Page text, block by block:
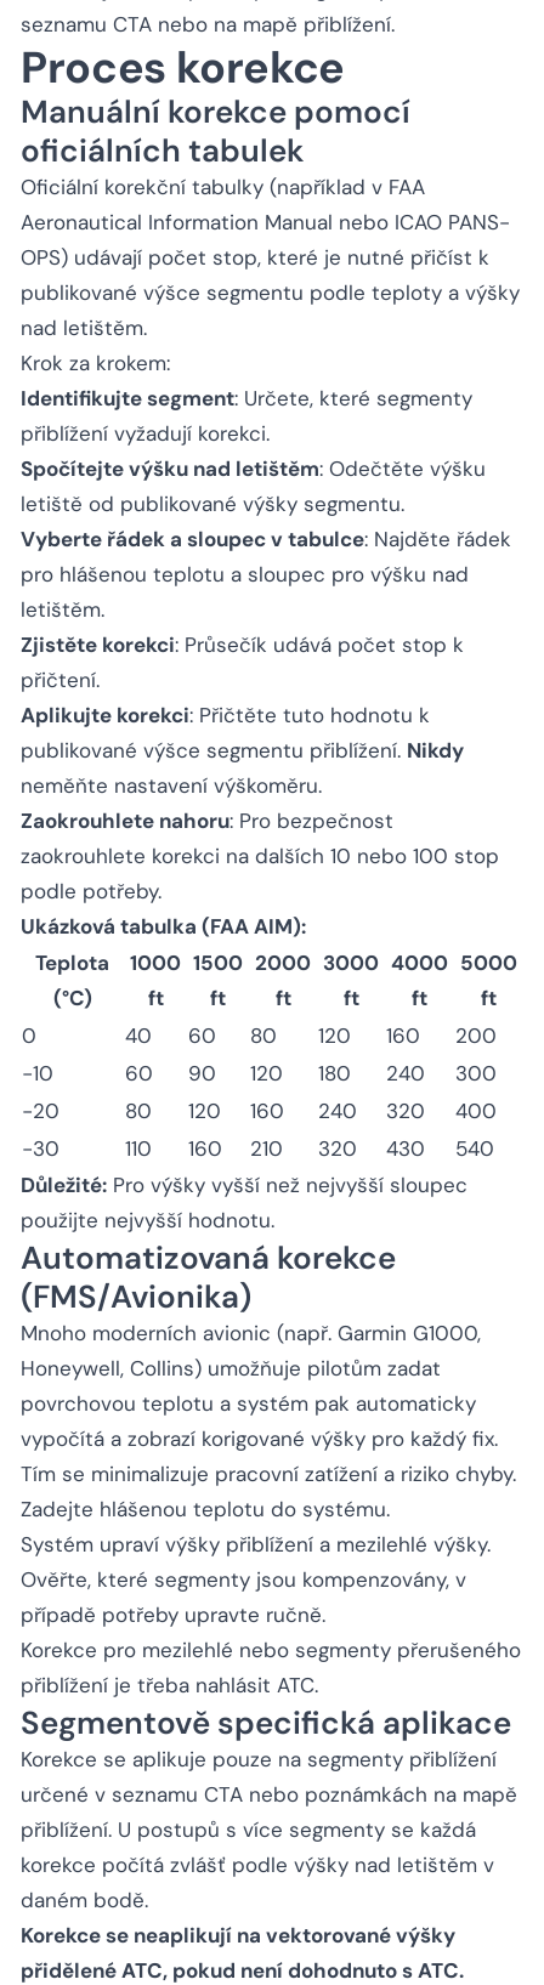
seznamu CTA nebo na mapě přiblížení.
Proces korekce
Manuální korekce pomocí
oficiálních tabulek
Oficiální korekční tabulky (například v FAA
Aeronautical Information Manual nebo ICAO PANS-
OPS) udávají počet stop, které je nutné přičíst k
publikované výšce segmentu podle teploty a výšky
nad letištěm.
Krok za krokem:
Identifikujte segment: Určete, které segmenty
přiblížení vyžadují korekci.
Spočítejte výšku nad letištěm: Odečtěte výšku
letiště od publikované výšky segmentu.
Vyberte řádek a sloupec v tabulce: Najděte řádek
pro hlášenou teplotu a sloupec pro výšku nad
letištěm.
Zjistěte korekci: Průsečík udává počet stop k
přičtení.
Aplikujte korekci: Přičtěte tuto hodnotu k
publikované výšce segmentu přiblížení. Nikdy
neměňte nastavení výškoměru.
Zaokrouhlete nahoru: Pro bezpečnost
zaokrouhlete korekci na dalších 10 nebo 100 stop
podle potřeby.
Ukázková tabulka (FAA AIM):
Teplota
(°C)
1000
ft
1500
ft
2000
ft
3000
ft
4000
ft
5000
ft
0
40 60 80 120 160
200
−10
60 90 120 180 240
300
−20
80 120 160 240 320
400
−30
110 160 210 320 430
540
Důležité: Pro výšky vyšší než nejvyšší sloupec
použijte nejvyšší hodnotu.
Automatizovaná korekce
(FMS/Avionika)
Mnoho moderních avionic (např. Garmin G1000,
Honeywell, Collins) umožňuje pilotům zadat
povrchovou teplotu a systém pak automaticky
vypočítá a zobrazí korigované výšky pro každý fix.
Tím se minimalizuje pracovní zatížení a riziko chyby.
Zadejte hlášenou teplotu do systému.
Systém upraví výšky přiblížení a mezilehlé výšky.
Ověřte, které segmenty jsou kompenzovány, v
případě potřeby upravte ručně.
Korekce pro mezilehlé nebo segmenty přerušeného
přiblížení je třeba nahlásit ATC.
Segmentově specifická aplikace
Korekce se aplikuje pouze na segmenty přiblížení
určené v seznamu CTA nebo poznámkách na mapě
přiblížení. U postupů s více segmenty se každá
korekce počítá zvlášť podle výšky nad letištěm v
daném bodě.
Korekce se neaplikují na vektorované výšky
přidělené ATC, pokud není dohodnuto s ATC.